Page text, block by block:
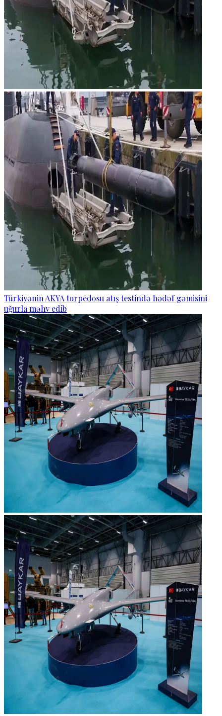
Türkiyənin AKYA torpedosu atış testində hədəf gəmisini
uğurla məhv edib